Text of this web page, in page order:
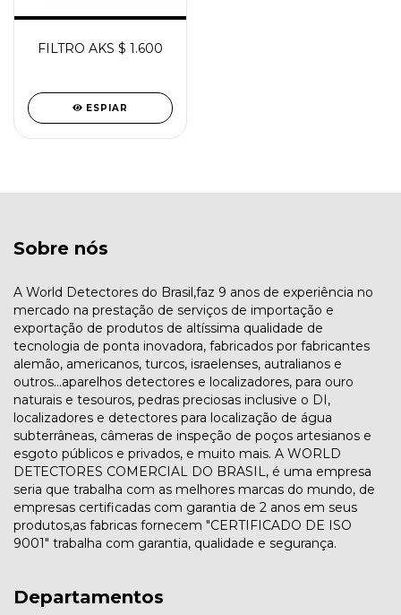
FILTRO AKS $ 1.600
ESPIAR
Sobre nós
A World Detectores do Brasil,faz 9 anos de experiência no
mercado na prestação de serviços de importação e
exportação de produtos de altíssima qualidade de
tecnologia de ponta inovadora, fabricados por fabricantes
alemão, americanos, turcos, israelenses, autralianos e
outros...aparelhos detectores e localizadores, para ouro
naturais e tesouros, pedras preciosas inclusive o DI,
localizadores e detectores para localização de água
subterrâneas, câmeras de inspeção de poços artesianos e
esgoto públicos e privados, e muito mais. A WORLD
DETECTORES COMERCIAL DO BRASIL, é uma empresa
seria que trabalha com as melhores marcas do mundo, de
empresas certificadas com garantia de 2 anos em seus
produtos,as fabricas fornecem "CERTIFICADO DE ISO
9001" trabalha com garantia, qualidade e segurança.
Departamentos